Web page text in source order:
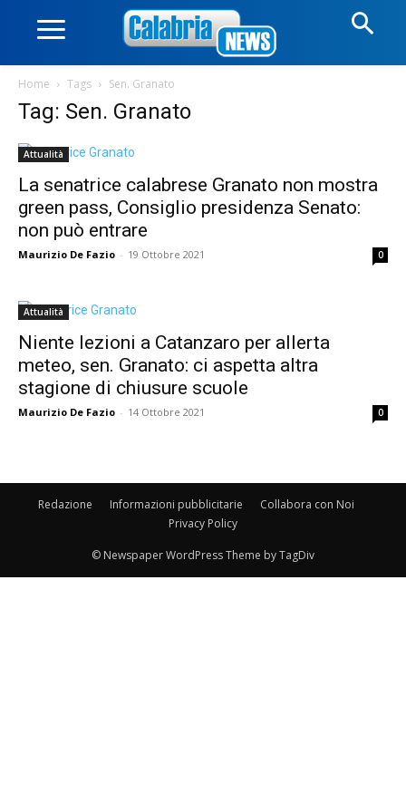
Home Tags Sen. Granato
Tag: Sen. Granato
Attualità
La senatrice calabrese Granato non mostra
green pass, Consiglio presidenza Senato:
non può entrare
Maurizio De Fazio - 19 Ottobre 2021 0
Attualità
Niente lezioni a Catanzaro per allerta
meteo, sen. Granato: ci aspetta altra
stagione di chiusure scuole
Maurizio De Fazio - 14 Ottobre 2021 0
Redazione Informazioni pubblicitarie
Collabora con Noi
Privacy Policy
© Newspaper WordPress Theme by TagDiv